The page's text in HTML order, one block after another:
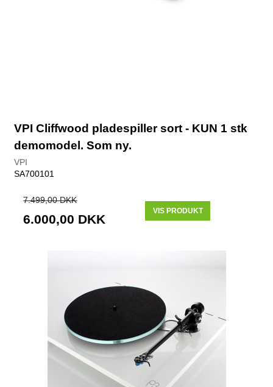
VPI Cliffwood pladespiller sort - KUN 1 stk
demomodel. Som ny.
VPI
SA700101
7.499,00 DKK
6.000,00 DKK
VIS PRODUKT